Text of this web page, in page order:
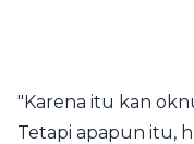
"Karena itu kan
Tetapi apapun itu,